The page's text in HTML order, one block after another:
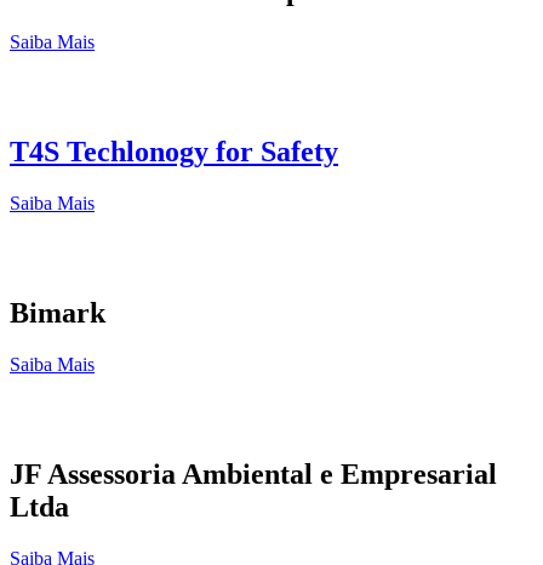
Saiba Mais
T4S Techlonogy for Safety
Saiba Mais
Bimark
Saiba Mais
JF Assessoria Ambiental e Empresarial
Ltda
Saiba Mais